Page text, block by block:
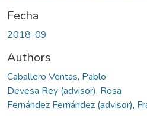
Fecha
2018-09
Authors
Caballero Ventas, Pablo
Devesa Rey (advisor), Rosa
Fernández Fernández (advisor),